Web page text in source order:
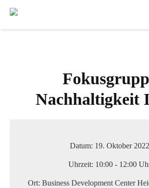
Nachhaltigkeit
Datum: 19. Oktober 2022
Uhrzeit: 10:00 - 12:00
Ort: Business Development Center